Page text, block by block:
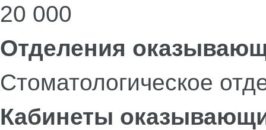
20 000
Отделения
Стоматологическое
Кабинеты